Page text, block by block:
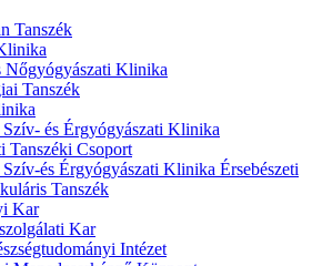
Tanszék
Nőgyógyászati Klinika
Tanszék
és Érgyógyászati Klinika
Tanszéki Csoport
és Érgyógyászati Klinika Érsebészeti
Tanszék
Kar
Kar
Intézet